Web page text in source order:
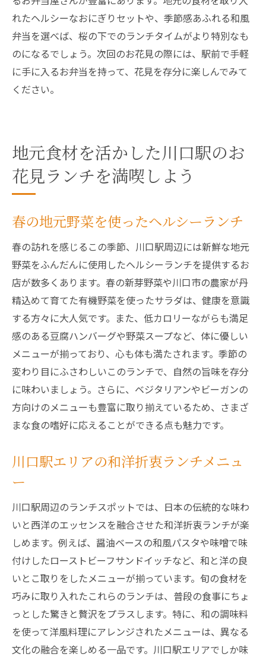
れたヘルシーなおにぎりセットや、季節感あふれる和風
弁当を選べば、桜の下でのランチタイムがより特別なも
のになるでしょう。次回のお花見の際には、駅前で手軽
に手に入るお弁当を持って、花見を存分に楽しんでみて
ください。
地元食材を活かした川口駅のお
花見ランチを満喫しよう
春の地元野菜を使ったヘルシーランチ
春の訪れを感じるこの季節、川口駅周辺には新鮮な地元
野菜をふんだんに使用したヘルシーランチを提供するお
店が数多くあります。春の新芽野菜や川口市の農家が丹
精込めて育てた有機野菜を使ったサラダは、健康を意識
する方々に大人気です。また、低カロリーながらも満足
感のある豆腐ハンバーグや野菜スープなど、体に優しい
メニューが揃っており、心も体も満たされます。季節の
変わり目にふさわしいこのランチで、自然の旨味を存分
に味わいましょう。さらに、ベジタリアンやビーガンの
方向けのメニューも豊富に取り揃えているため、さまざ
まな食の嗜好に応えることができる点も魅力です。
川口駅エリアの和洋折衷ランチメニュ
ー
川口駅周辺のランチスポットでは、日本の伝統的な味わ
いと西洋のエッセンスを融合させた和洋折衷ランチが楽
しめます。例えば、醤油ベースの和風パスタや味噌で味
付けしたローストビーフサンドイッチなど、和と洋の良
いとこ取りをしたメニューが揃っています。旬の食材を
巧みに取り入れたこれらのランチは、普段の食事にちょ
っとした驚きと贅沢をプラスします。特に、和の調味料
を使って洋風料理にアレンジされたメニューは、異なる
文化の融合を楽しめる一品です。川口駅エリアでしか味